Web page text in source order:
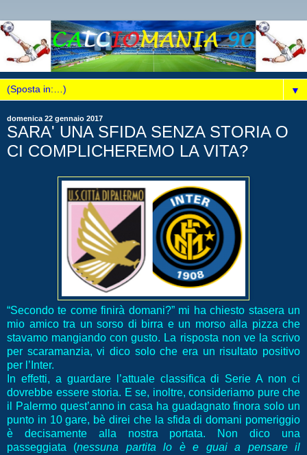
▼
domenica 22 gennaio 2017
SARA' UNA SFIDA SENZA STORIA O
CI COMPLICHEREMO LA VITA?
“Secondo te come finirà domani?” mi ha chiesto stasera un
mio amico tra un sorso di birra e un morso alla pizza che
stavamo mangiando con gusto. La risposta non ve la scrivo
per scaramanzia, vi dico solo che era un risultato positivo
per l’Inter.
In effetti, a guardare l’attuale classifica di Serie A non ci
dovrebbe essere storia. E se, inoltre, consideriamo pure che
il Palermo quest’anno in casa ha guadagnato finora solo un
punto in 10 gare, bè direi che la sfida di domani pomeriggio
è decisamente alla nostra portata. Non dico una
passeggiata (nessuna partita lo è e guai a pensare il